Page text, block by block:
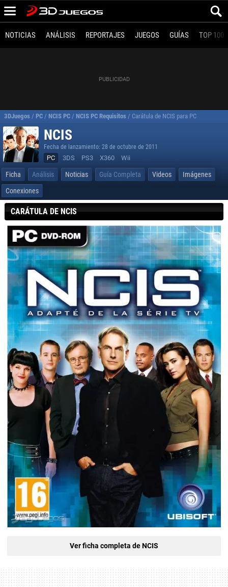
NOTICIAS ANÁLISIS REPORTAJES JUEGOS GUÍAS TOP 100
3DJuegos / PC / NCIS PC / NCIS PC Requisitos / Carátula de NCIS para PC
NCIS
Fecha de lanzamiento: 28 de octubre de 2011
PC 3DS PS3 X360 Wii
Ficha Análisis Noticias Guía Completa Videos
Imágenes
Conexiones
CARÁTULA DE NCIS
Ver ficha completa de NCIS